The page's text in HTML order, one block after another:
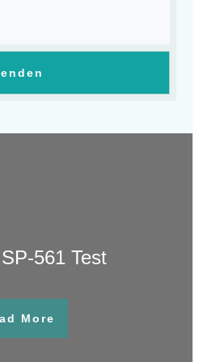
561 Test
More